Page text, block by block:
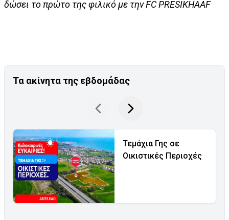
δώσει το πρώτο της φιλικό με την FC PRESIKHAAF
Τα ακίνητα της εβδομάδας
Τεμάχια Γης σε
Οικιστικές Περιοχές